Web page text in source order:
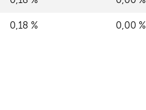
0,18 % 0,00 %